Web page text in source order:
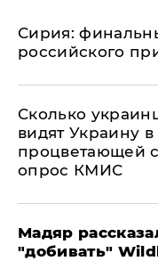
​Сирия:
российского
Сколько
видят Украину
процветающей
опрос КМИС
Мадяр
"добивать"